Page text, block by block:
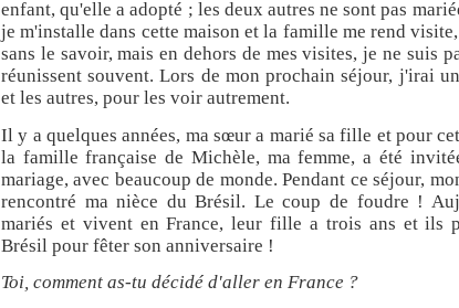
enfant, qu'elle a adopté ; les deux autres ne sont pas
je m'installe dans cette maison et la famille me rend
sans le savoir, mais en dehors de mes visites, je ne suis
réunissent souvent. Lors de mon prochain séjour, j'irai
et les autres, pour les voir autrement.
Il y a quelques années, ma sœur a marié sa fille et pour
la famille française de Michèle, ma femme, a été
mariage, avec beaucoup de monde. Pendant ce séjour,
rencontré ma nièce du Brésil. Le coup de foudre !
mariés et vivent en France, leur fille a trois ans et ils
Brésil pour fêter son anniversaire !
Toi, comment as-tu décidé d'aller en France ?